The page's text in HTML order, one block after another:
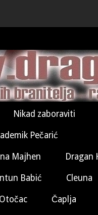
Nikad zaboraviti
Pečarić
Majhen Dragan
Babić Cleuna
Čaplja